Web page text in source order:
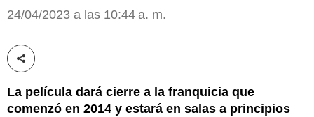
24/04/2023 a las 10:44 a. m.
Compartir esta noticia
La película dará cierre a la franquicia que
comenzó en 2014 y estará en salas a principios